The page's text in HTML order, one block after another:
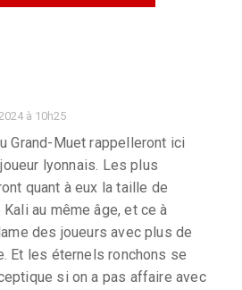
à 10h25
Grand-Muet rappelleront ici
joueur lyonnais. Les plus
quant à eux la taille de
au même âge, et ce à
des joueurs avec plus de
Et les éternels ronchons se
si on a pas affaire avec